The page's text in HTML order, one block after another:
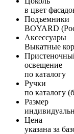
в цвет
Подъемники
BOYARD
Аксессуары
Выкатные
освещение
по каталогу
Ручки
по каталогу
Размер
Цена
указана за